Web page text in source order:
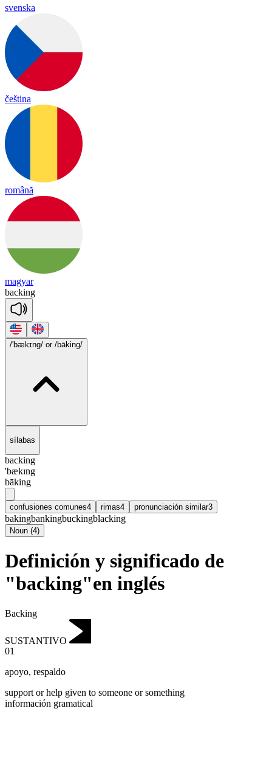
svenska
čeština
română
magyar
backing
/'bækɪng/ or /bāking/
sílabas
backing
'bækɪng
bāking
confusiones comunes4 rimas4 pronunciación similar3
bakingbankingbuckingblacking
Noun (4)
Definición y significado de
"backing"en inglés
Backing
SUSTANTIVO
01
apoyo, respaldo
support or help given to someone or something
información gramatical